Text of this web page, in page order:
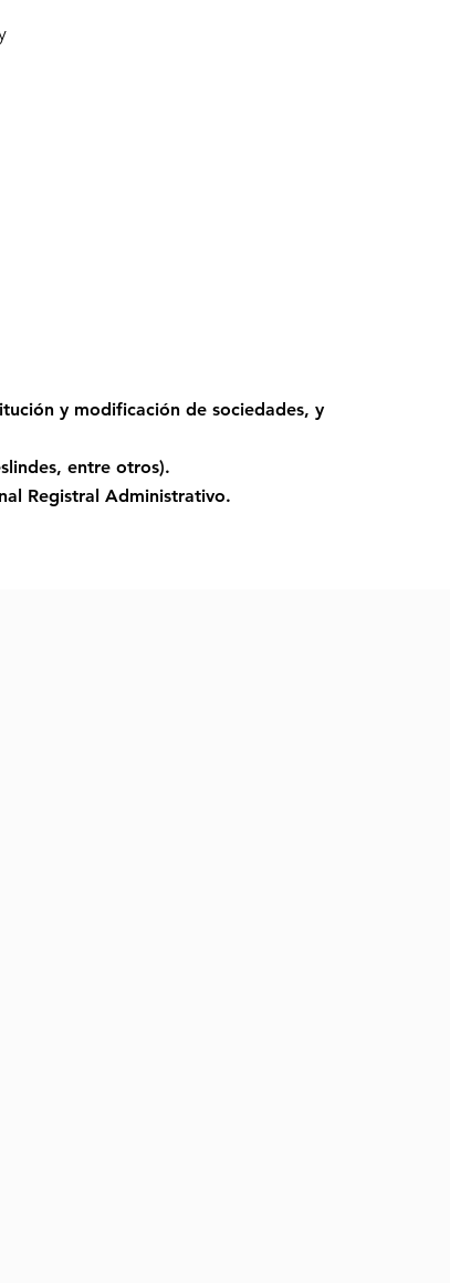
y modificación de sociedades, y
entre otros).
Registral Administrativo.